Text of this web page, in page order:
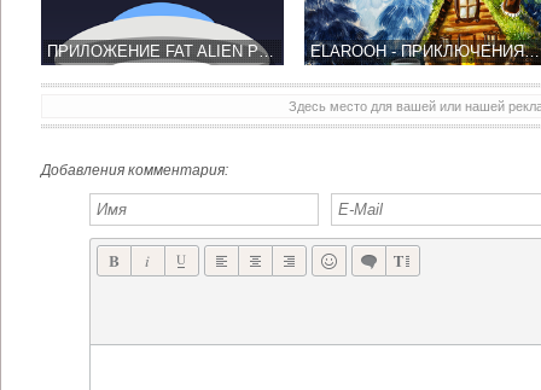
ПРИЛОЖЕНИЕ FAT ALIEN PRO САМО СЧИТАЕТ КАЛОРИИ ELAROOH - ПРИКЛЮЧЕНИЯ В ВОЛШЕБНОМ И КРАСОЧНОМ ЛЕСУ
Здесь место для вашей или нашей
Добавления комментария: